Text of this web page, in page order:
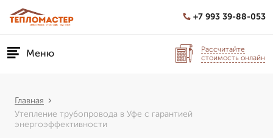
+7 993 39-88-053
Меню
Рассчитайте
стоимость онлайн
Главная
Утепление трубопровода в Уфе с гарантией
энергоэффективности